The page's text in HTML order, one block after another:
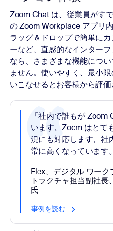
Zoom Chat は、従業員がす
の Zoom Workplace アプリ
ラッグ＆ドロップで簡単に
ーなど、直感的なインター
なら、さまざまな機能につ
ません。使いやすく、最小
いこなせるとお客様から評価
「社内で誰もが Zoom
います。Zoom はとて
況にも対応します。社
常に高くなっています
Flex、デジタル ワーク
トラクチャ担当副社長
氏
事例を読む